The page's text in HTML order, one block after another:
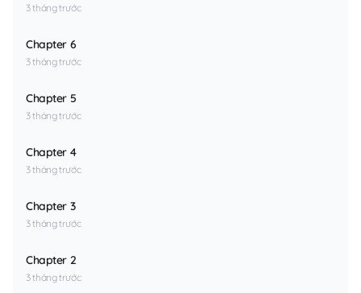
3 tháng trước
Chapter 6
3 tháng trước
Chapter 5
3 tháng trước
Chapter 4
3 tháng trước
Chapter 3
3 tháng trước
Chapter 2
3 tháng trước